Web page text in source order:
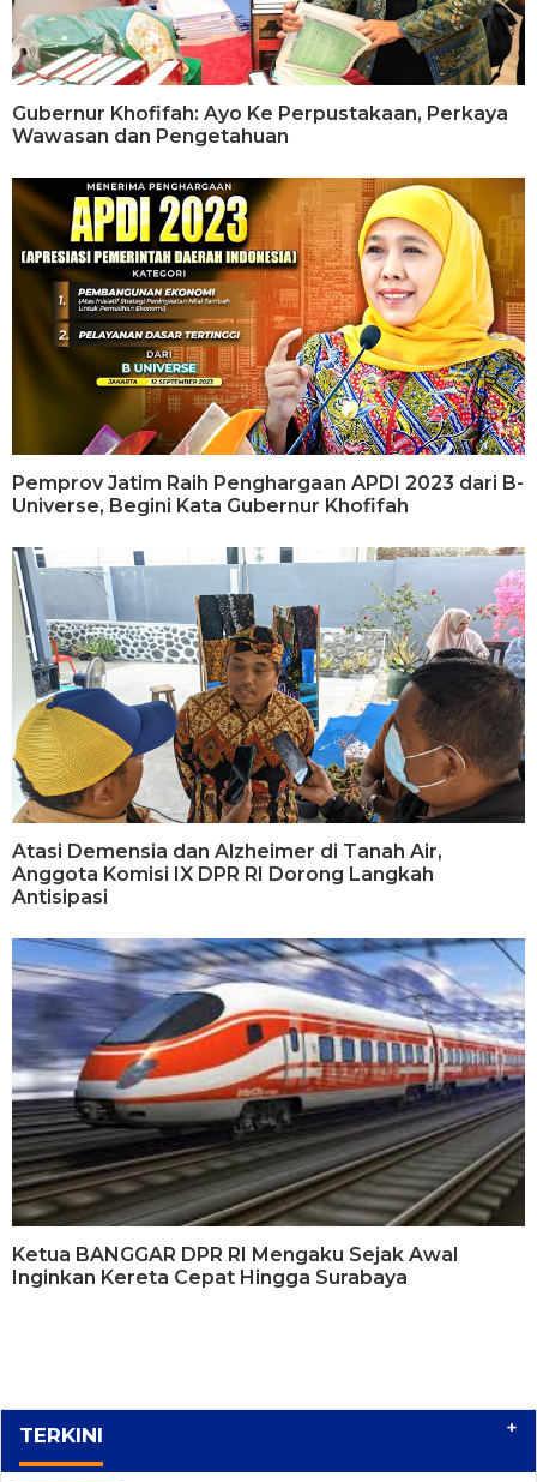
Gubernur Khofifah: Ayo Ke Perpustakaan, Perkaya
Wawasan dan Pengetahuan
Pemprov Jatim Raih Penghargaan APDI 2023 dari B-
Universe, Begini Kata Gubernur Khofifah
Atasi Demensia dan Alzheimer di Tanah Air,
Anggota Komisi IX DPR RI Dorong Langkah
Antisipasi
Ketua BANGGAR DPR RI Mengaku Sejak Awal
Inginkan Kereta Cepat Hingga Surabaya
TERKINI +